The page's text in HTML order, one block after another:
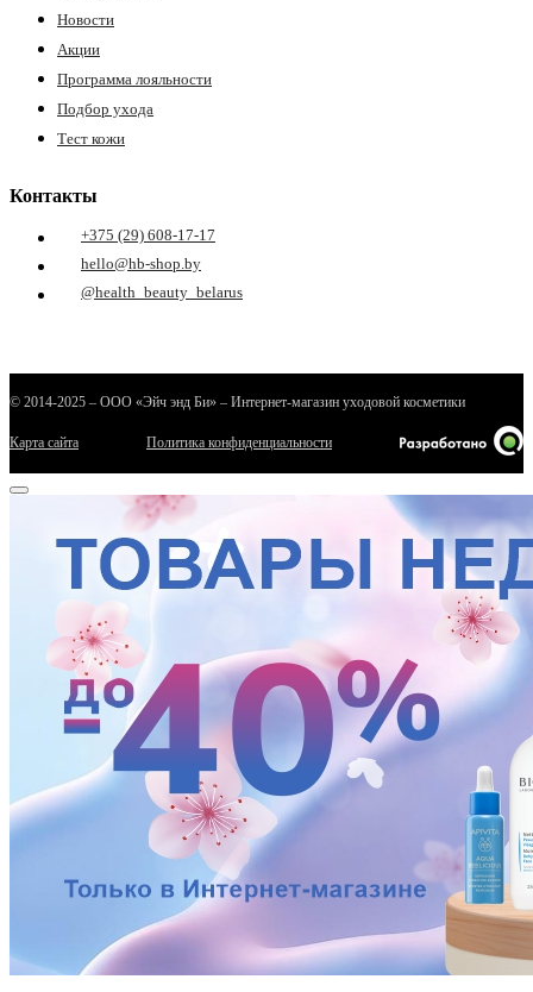
Новости
Акции
Программа лояльности
Подбор ухода
Тест кожи
Контакты
+375 (29) 608-17-17
hello@hb-shop.by
@health_beauty_belarus
© 2014-2025 – ООО «Эйч энд Би» – Интернет-магазин уходовой косметики
Карта сайта Политика конфиденциальности